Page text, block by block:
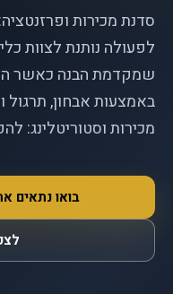
סדנת מכירות
לפעולה נותנת לצוות
שמקדמת הבנה כאשר
באמצעות אבחון,
מכירות וסטוריטלינג:
בואו נתאים